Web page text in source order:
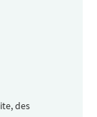
des